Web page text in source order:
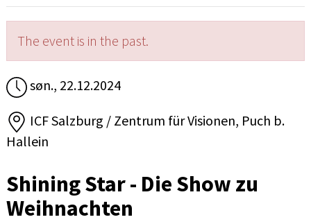
The event is in the past.
søn., 22.12.2024
ICF Salzburg / Zentrum für Visionen, Puch b.
Hallein
Shining Star - Die Show zu
Weihnachten